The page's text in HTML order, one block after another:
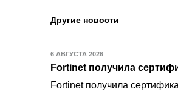
Другие новости
6 АВГУСТА 2026
Fortinet получила
Fortinet получила